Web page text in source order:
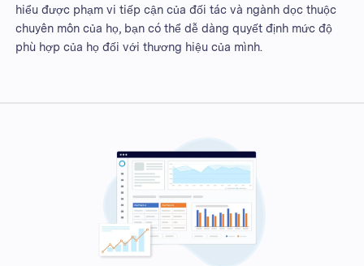
hiểu được phạm vi tiếp cận của đối tác và ngành dọc thuộc
chuyên môn của họ, bạn có thể dễ dàng quyết định mức độ
phù hợp của họ đối với thương hiệu của mình.